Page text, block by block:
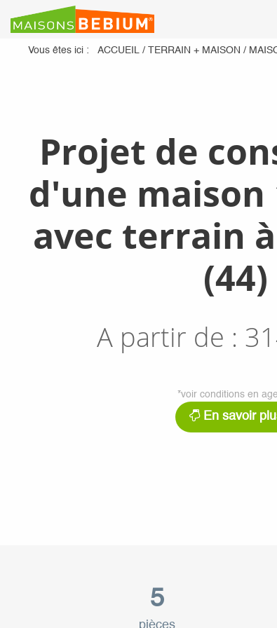
Vous êtes ici : ACCUEIL / TERRAIN + MAISON /
Projet de
d'une maison
avec terrain à
(44)
A partir de :
*voir conditions en
En savoir
5
pièces